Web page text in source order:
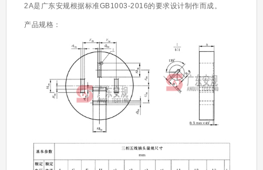
2A是广东安规根据标准GB1003-2016的要求设计制作而成。
产品规格：